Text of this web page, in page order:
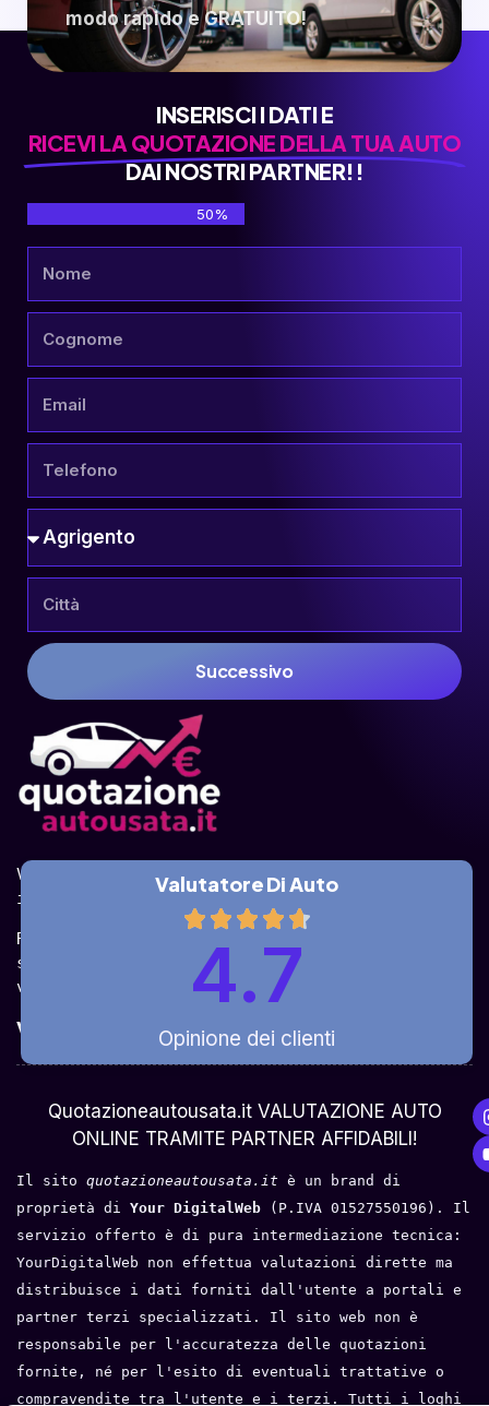
modo rapido e GRATUITO!
INSERISCI I DATI E
RICEVI LA QUOTAZIONE DELLA TUA AUTO
DAI NOSTRI PARTNER!!
50%
Successivo
Valuta la tua auto online, gratis e in pochi
istanti.
Ricevi la quotazione dai vari partner e potrai
sceglierla come venderla in modo sicuro,
veloce e rapido!
Valuta Per Modello
Valutatore Di Auto
Opinione dei clienti
4.7
Quotazioneautousata.it VALUTAZIONE AUTO
ONLINE TRAMITE PARTNER AFFIDABILI!
Il sito quotazioneautousata.it è un brand di
proprietà di Your DigitalWeb
(P.IVA 01527550196). Il
servizio offerto è di pura intermediazione tecnica:
YourDigitalWeb non effettua valutazioni dirette ma
distribuisce i dati forniti dall'utente a portali e
partner terzi specializzati. Il sito web non è
responsabile per l'accuratezza delle quotazioni
fornite, né per l'esito di eventuali trattative o
compravendite tra l'utente e i terzi. Tutti i loghi